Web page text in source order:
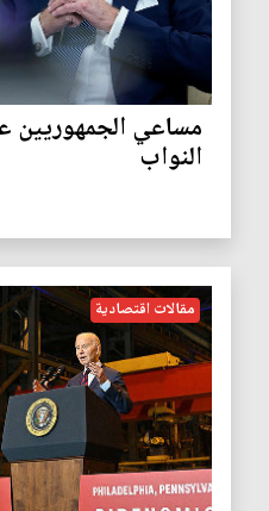
مساعي
النواب
مقالات اقتصادية